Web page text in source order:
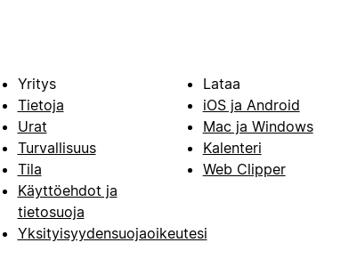
Yritys
Tietoja
Urat
Turvallisuus
Tila
Käyttöehdot ja
tietosuoja
Yksityisyydensuojaoikeutesi
Lataa
iOS ja Android
Mac ja Windows
Kalenteri
Web Clipper